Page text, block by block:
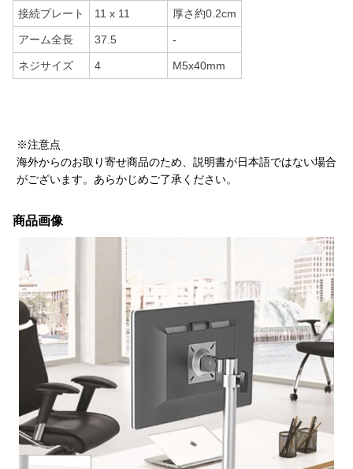
接続プレート 11 x 11 厚さ約0.2cm
アーム全長 37.5 -
ネジサイズ 4 M5x40mm
※注意点
海外からのお取り寄せ商品のため、説明書が日本語ではない場合
がございます。あらかじめご了承ください。
商品画像